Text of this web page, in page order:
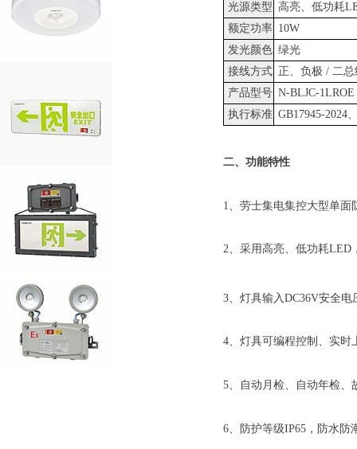
光源类型 高亮、低功耗
额定功率 10W
发光颜色 绿光
接线方式 正、负极 / 二总
产品型号 N-BLJC-
执行标准 GB17945-2024
二、功能特性
1、劳士集电集控大型单面
2、采用高亮、低功耗LED
3、灯具输入DC36V安全
4、灯具可编程控制、实时
5、自动月检、自动年检、
6、防护等级IP65，防水防